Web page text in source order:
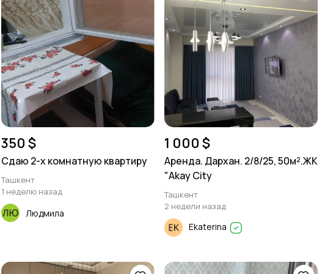
350 $
Сдаю 2-х комнатную квартиру
Ташкент
1 неделю назад
Людмила
1 000 $
Аренда. Дархан. 2/8/25, 50м².ЖК
"Akay City
Ташкент
2 недели назад
Ekaterina